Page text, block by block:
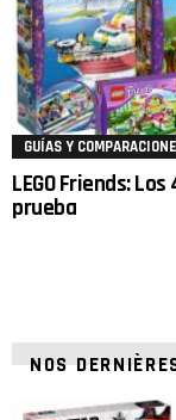
GUÍAS Y
LEGO Friends:
prueba
NOS